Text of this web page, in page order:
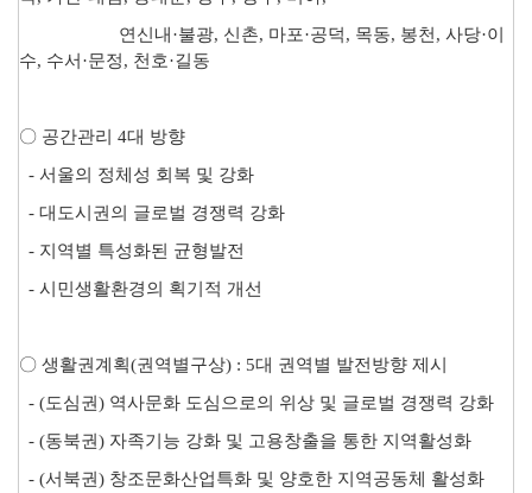
연신내 ·불광, 신촌, 마포·공덕, 목동, 봉천 , 사당·이
수, 수서 ·문정, 천호·길동
〇 공간관리 4대 방향
- 서울의 정체성 회복 및 강화
- 대도시권의 글로벌 경쟁력 강화
- 지역별 특성화된 균형발전
- 시민생활환경의 획기적 개선
〇 생활권계획(권역별구상) : 5대 권역별 발전방향 제시
- (도심권) 역사문화 도심으로의 위상 및 글로벌 경쟁력 강화
- (동북권) 자족기능 강화 및 고용창출을 통한 지역활성화
- (서북권) 창조문화산업특화 및 양호한 지역공동체 활성화